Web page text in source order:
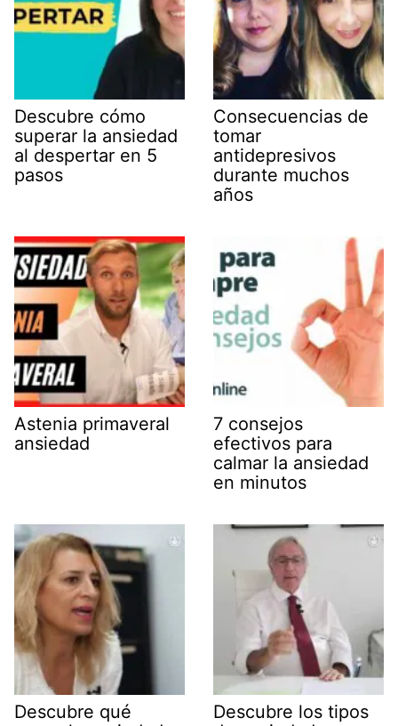
Descubre cómo
superar la ansiedad
al despertar en 5
pasos
Consecuencias de
tomar
antidepresivos
durante muchos
años
Astenia primaveral
ansiedad
7 consejos
efectivos para
calmar la ansiedad
en minutos
Descubre qué
Descubre los tipos